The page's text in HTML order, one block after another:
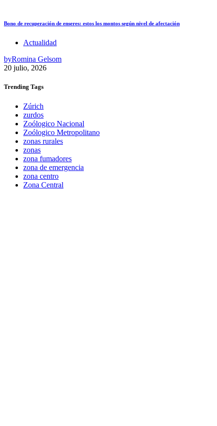
Bono de recuperación de enseres: estos los montos según nivel de afectación
Actualidad
byRomina Gelsom
20 julio, 2026
Trending Tags
Zúrich
zurdos
Zoólogico Nacional
Zoólogico Metropolitano
zonas rurales
zonas
zona fumadores
zona de emergencia
zona centro
Zona Central